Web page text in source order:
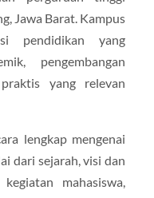
Jawa Barat. Kampus
pendidikan yang
pengembangan
yang relevan
lengkap mengenai
dari sejarah, visi dan
mahasiswa,